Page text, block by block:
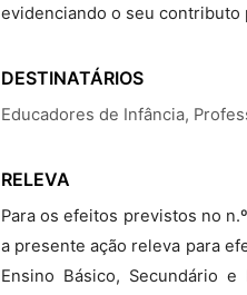
evidenciando o seu contributo
DESTINATÁRIOS
Educadores de Infância,
RELEVA
Para os efeitos previstos no
a presente ação releva para
Ensino Básico, Secundário